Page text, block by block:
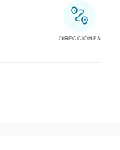
DIRECCIONES